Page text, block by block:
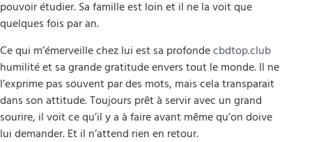
pouvoir étudier. Sa famille est loin et il ne la voit que
quelques fois par an.
Ce qui m’émerveille chez lui est sa profondecbdtop.club
humilité et sa grande gratitude envers tout le monde. Il ne
l’exprime pas souvent par des mots, mais cela transparait
dans son attitude. Toujours prêt à servir avec un grand
sourire, il voit ce qu’il y a à faire avant même qu’on doive
lui demander. Et il n’attend rien en retour.